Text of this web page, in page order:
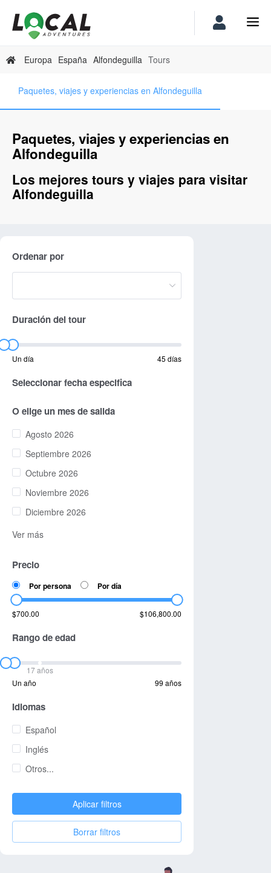
Europa España Alfondeguilla Tours
Paquetes, viajes y experiencias en Alfondeguilla
Paquetes, viajes y experiencias en
Alfondeguilla
Los mejores tours y viajes para visitar
Alfondeguilla
Ordenar por
Duración del tour
Un día 45 días
Seleccionar fecha especifica
O elige un mes de salida
Agosto 2026
Septiembre 2026
Octubre 2026
Noviembre 2026
Diciembre 2026
Ver más
Precio
Por persona Por día
$700.00 $106,800.00
Rango de edad
17 años
Un año
99 años
Idiomas
Español
Inglés
Otros...
Aplicar filtros
Borrar filtros